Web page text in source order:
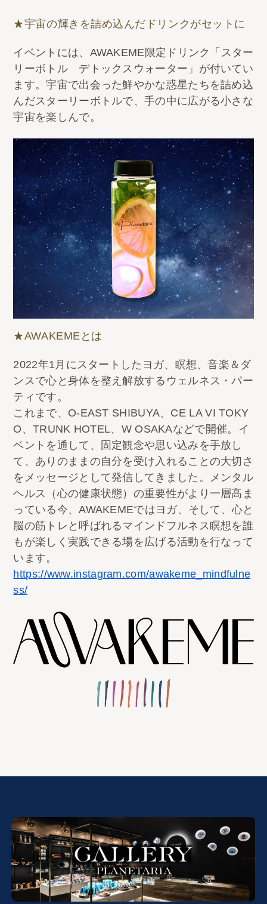
★宇宙の輝きを詰め込んだドリンクがセットに
イベントには、AWAKEME限定ドリンク「スター
リーボトル デトックスウォーター」が付いてい
ます。宇宙で出会った鮮やかな惑星たちを詰め込
んだスターリーボトルで、手の中に広がる小さな
宇宙を楽しんで。
★AWAKEMEとは
2022年1月にスタートしたヨガ、瞑想、音楽＆ダ
ンスで心と身体を整え解放するウェルネス・パー
ティです。
これまで、O-EAST SHIBUYA、CE LA VI TOKY
O、TRUNK HOTEL、W OSAKAなどで開催。イ
ベントを通して、固定観念や思い込みを手放し
て、ありのままの自分を受け入れることの大切さ
をメッセージとして発信してきました。メンタル
ヘルス（心の健康状態）の重要性がより一層高ま
っている今、AWAKEMEではヨガ、そして、心と
脳の筋トレと呼ばれるマインドフルネス瞑想を誰
もが楽しく実践できる場を広げる活動を行なって
います。
https://www.instagram.com/awakeme_mindfulne
ss/